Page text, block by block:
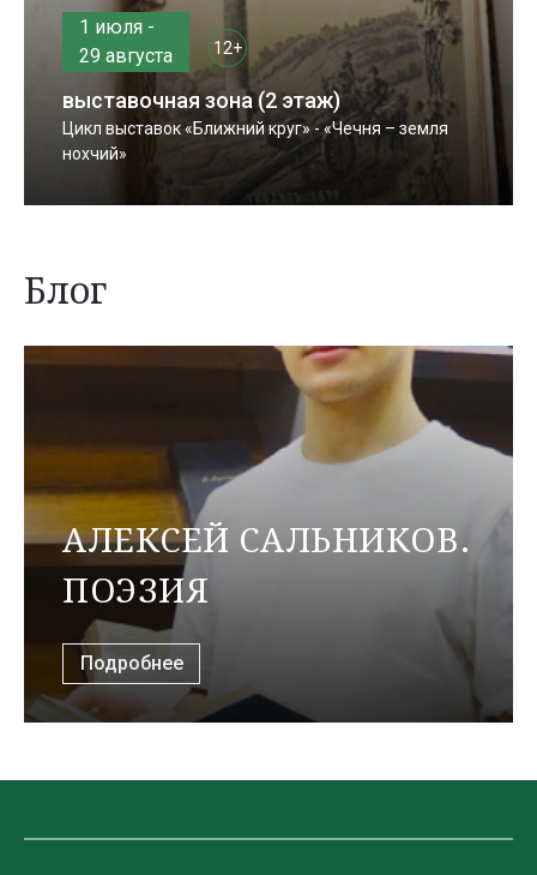
1 июля -
29 августа
12+
выставочная зона (2 этаж)
Цикл выставок «Ближний круг» - «Чечня – земля
нохчий»
Блог
АЛЕКСЕЙ САЛЬНИКОВ.
ПОЭЗИЯ
Подробнее